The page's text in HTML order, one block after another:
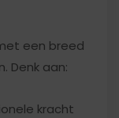
een breed
Denk aan:
kracht